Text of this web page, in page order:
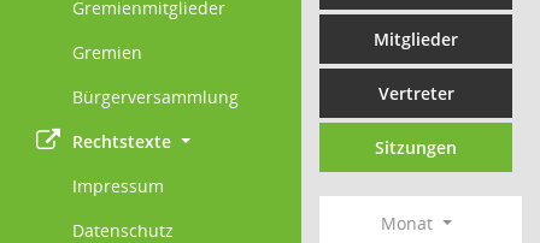
Gremienmitglieder
Gremien
Bürgerversammlung
Rechtstexte
Impressum
Datenschutz
Mitglieder
Vertreter
Sitzungen
Monat